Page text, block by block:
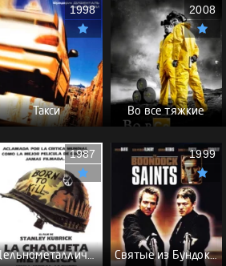
Такси
1998
Во все тяжкие
2008
Цельнометаллическая оболочка - (Перевод Гоблина)
1987
Святые из Бундока \ Святые из трущоб - (Перевод Гоблина)
1999